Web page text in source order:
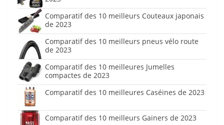
Comparatif des 10 meilleurs Couteaux japonais
de 2023
Comparatif des 10 meilleurs pneus vélo route
de 2023
Comparatif des 10 meilleures Jumelles
compactes de 2023
Comparatif des 10 meilleures Caséines de 2023
Comparatif des 10 meilleurs Gainers de 2023